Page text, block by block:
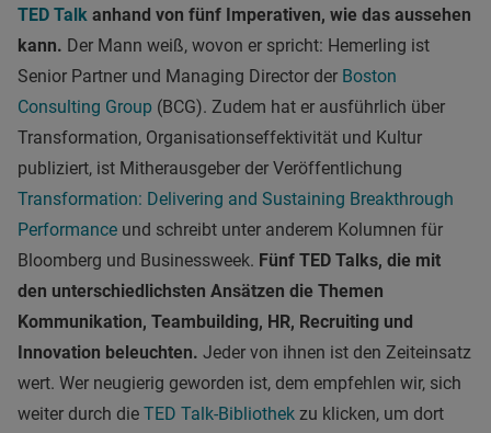
TED Talk anhand von fünf Imperativen, wie das aussehen
kann. Der Mann weiß, wovon er spricht: Hemerling ist
Senior Partner und Managing Director der Boston
Consulting Group (BCG). Zudem hat er ausführlich über
Transformation, Organisationseffektivität und Kultur
publiziert, ist Mitherausgeber der Veröffentlichung
Transformation: Delivering and Sustaining Breakthrough
Performance und schreibt unter anderem Kolumnen für
Bloomberg und Businessweek. Fünf TED Talks, die mit
den unterschiedlichsten Ansätzen die Themen
Kommunikation, Teambuilding, HR, Recruiting und
Innovation beleuchten. Jeder von ihnen ist den Zeiteinsatz
wert. Wer neugierig geworden ist, dem empfehlen wir, sich
weiter durch die TED Talk-Bibliothek zu klicken, um dort